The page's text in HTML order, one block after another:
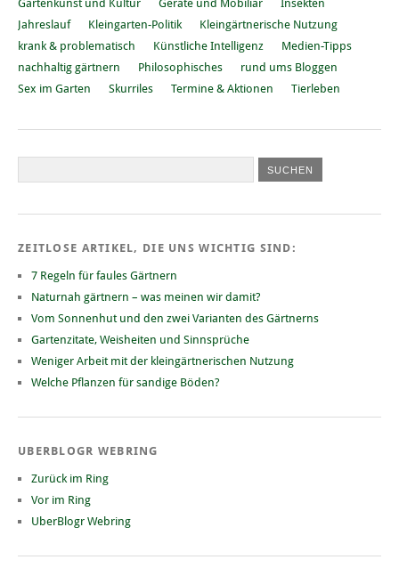
Gartenkunst und Kultur
Geräte und Mobiliar
Insekten
Jahreslauf
Kleingarten-Politik
Kleingärtnerische Nutzung
krank & problematisch
Künstliche Intelligenz
Medien-Tipps
nachhaltig gärtnern
Philosophisches
rund ums Bloggen
Sex im Garten
Skurriles Termine & Aktionen Tierleben
ZEITLOSE ARTIKEL, DIE UNS WICHTIG SIND:
7 Regeln für faules Gärtnern
Naturnah gärtnern – was meinen wir damit?
Vom Sonnenhut und den zwei Varianten des Gärtnerns
Gartenzitate, Weisheiten und Sinnsprüche
Weniger Arbeit mit der kleingärtnerischen Nutzung
Welche Pflanzen für sandige Böden?
UBERBLOGR WEBRING
Zurück im Ring
Vor im Ring
UberBlogr Webring